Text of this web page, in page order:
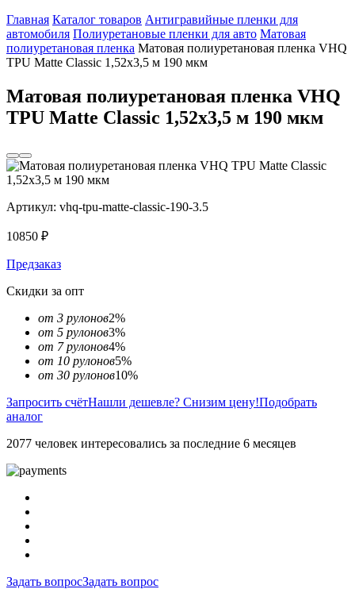
Главная Каталог товаров Антигравийные пленки для
автомобиля Полиуретановые пленки для авто Матовая
полиуретановая пленка Матовая полиуретановая пленка VHQ
TPU Matte Classic 1,52х3,5 м 190 мкм
Матовая полиуретановая пленка VHQ
TPU Matte Classic 1,52х3,5 м 190 мкм
Артикул: vhq-tpu-matte-сlassic-190-3.5
10850 ₽
Предзаказ
Скидки за опт
от 3 рулонов2%
от 5 рулонов3%
от 7 рулонов4%
от 10 рулонов5%
от 30 рулонов10%
Запросить счётНашли дешевле? Снизим цену!Подобрать
аналог
2077 человек интересовались за последние 6 месяцев
Задать вопросЗадать вопрос